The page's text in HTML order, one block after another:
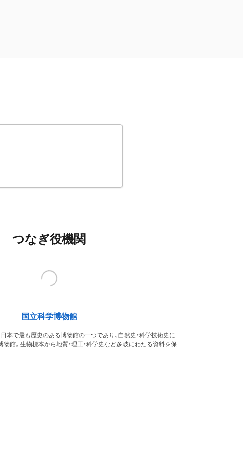
つなぎ役機関
国立科学博物館
本で最も歴史のある博物館の一つであり、自然史・科学技術史に
館。生物標本から地質・理工・科学史など多岐にわたる資料を保